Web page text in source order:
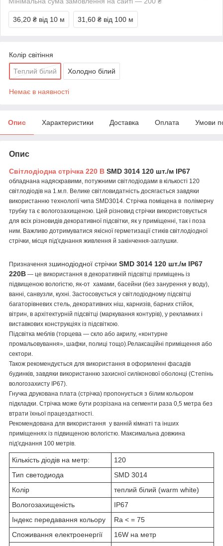
36,20 ₴ від 10 м 31,60 ₴ від 100 м
Колір світіння
Теплий білий Холодно білий
Немає в наявності
Опис Характеристики Доставка Оплата Умови
Опис
Світлодіодна стрічка 220 В SMD 3014 120 шт./м IP67
обладнана надяскравими, потужними світлодіодами в кількості 120
світлодіодів на 1.м.п. Велике світловидатність досягається завдяки
використанню технології чипа SMD3014. Стрічка поміщена в полімерну
трубку та є вологозахищеною. Цей різновид стрічки використовується
для всіх різновидів декоративної підсвітки, як у приміщенні, так і поза
ним. Важливо дотримуватися якісної герметизації стиків світлодіодної
стрічки, місця під'єднання живлення й закінчення-заглушки.
Призначення зшинодіодної стрічки SMD 3014 120 шт./м IP67
220В — це використання в декоративній підсвітці приміщень із
підвищеною вологістю, як-от хамами, басейни (без занурення у воду),
ванні, санвузли, кухні. Застосовується у світлодіодному підсвітці
багаторівневих стель, декоративних ніш, карнизів, барних стійок,
вітрин, в архітектурній підсвітці (маркування контурів), у рекламних і
виставкових конструкціях із підсвіткою.
Підсвітка меблів (торцева — скло або акрилу, «контурне
промальовування», шафки, полиці тощо).Релаксаційні приміщення або
сектори.
Також рекомендується для використання в оформленні фасадів
будинків, завдяки використанню захисної силіконової оболонці (Степінь
вологозахисту IP67).
Гнучка друкована плата (стрічка) пропонується з білим кольором
підкладки. Стрічка може бути розрізана на сегменти раза 0,5 метра без
втрати їхньої працездатності.
Рекомендована для використання у ванній кімнаті та інших
приміщеннях із підвищеною вологістю. Максимальна довжина
під'єднання 100 метрів.
Кількість діодів на метр:
120
Тип светодиода
SMD 3014
Колір
теплий білий (warm white)
Вологозахищеність
IP67
Індекс передавання кольору
Ra < = 75
Споживання електроенергії
16W на метр